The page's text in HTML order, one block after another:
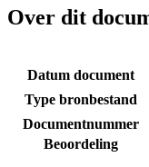
Over dit
Datum document
Type bronbestand
Documentnummer
Beoordeling